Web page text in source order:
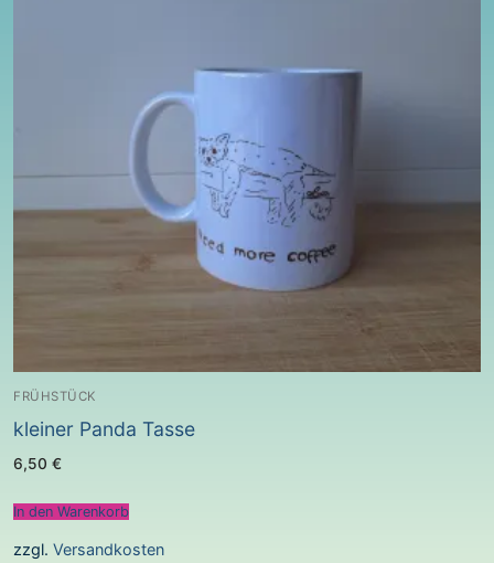
FRÜHSTÜCK
kleiner Panda Tasse
6,50 €
In den Warenkorb
zzgl. Versandkosten